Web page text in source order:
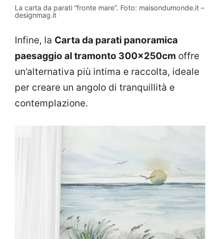
La carta da parati “fronte mare”. Foto: maisondumonde.it –
designmag.it
Infine, la Carta da parati panoramica
paesaggio al tramonto 300x250cm offre
un’alternativa più intima e raccolta, ideale
per creare un angolo di tranquillità e
contemplazione.